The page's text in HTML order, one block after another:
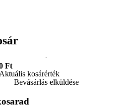
FtAktuális kosárérték
Ft
Aktuális kosárérték
Bevásárlás elküldése